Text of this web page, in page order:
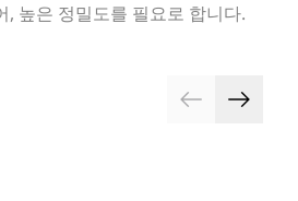
, 높은 정밀도를 필요로 합니다.